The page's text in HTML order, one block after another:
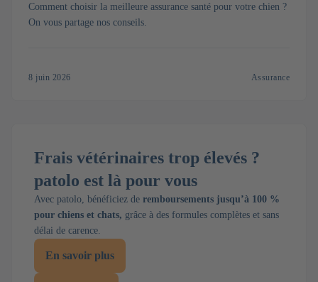
Comment choisir la meilleure assurance santé pour votre chien ?
On vous partage nos conseils.
8 juin 2026 Assurance
Frais vétérinaires trop élevés ?
patolo est là pour vous
Avec patolo, bénéficiez de remboursements jusqu’à 100 %
pour chiens et chats, grâce à des formules complètes et sans
délai de carence.
En savoir plus